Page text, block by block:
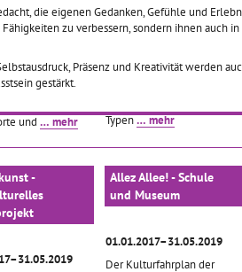
die eigenen Gedanken, Gefühle und
zu verbessern, sondern ihnen auch in
Präsenz und Kreativität werden
gestärkt.
Juni 2016 gab es
Realschule
Projekt. Auch
und in den
und … mehr
der Schneeburgschule
erkundeten 40
dem Motto „rangezoomt“
Typen… mehr
-
Allez Allee! - Schule
und Museum
01.01.2017–31.05.2019
Der Kulturfahrplan der